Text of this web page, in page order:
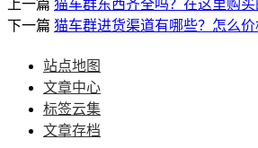
上一篇 猫车群东西齐全吗？在这里购买
下一篇 猫车群进货渠道有哪些？怎么价
站点地图
文章中心
标签云集
文章存档